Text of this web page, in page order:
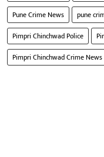
Pune Crime News
pune
Pimpri Chinchwad Police
Pimpri Chinchwad Crime News